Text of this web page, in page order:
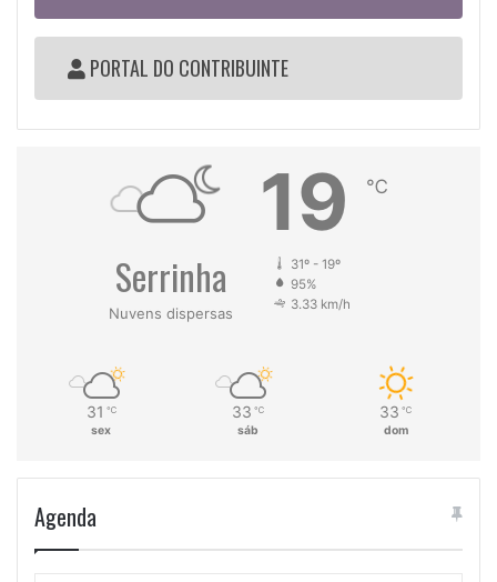
PORTAL DO CONTRIBUINTE
Serrinha
Nuvens dispersas
19 ℃
31º - 19º
95%
3.33 km/h
31 ℃
sex
33 ℃
sáb
33 ℃
dom
Agenda